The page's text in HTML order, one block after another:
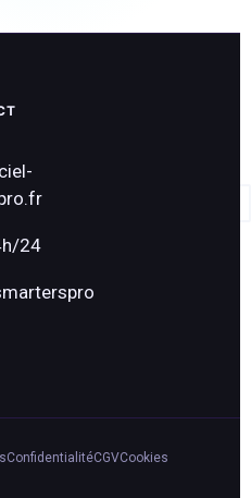
24
ConfidentialitéCGVCookies